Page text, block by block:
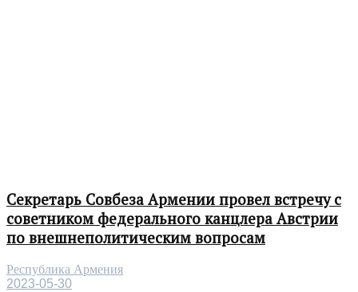
Секретарь Совбеза Армении провел встречу с
советником федерального канцлера Австрии
по внешнеполитическим вопросам
Республика Армения
2023-05-30